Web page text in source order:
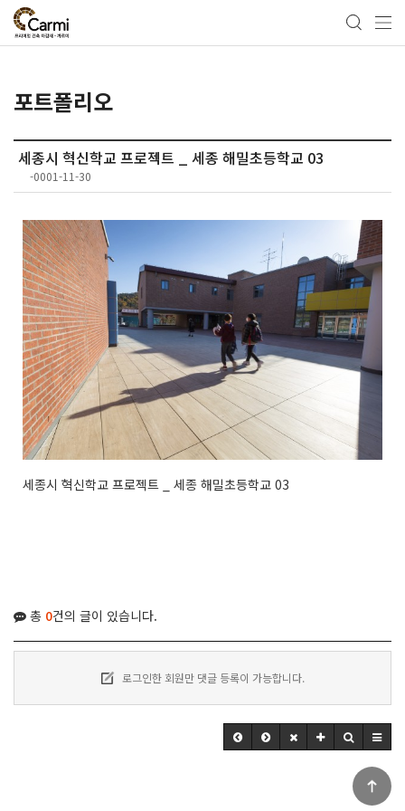
포트폴리오
세종시 혁신학교 프로젝트 _ 세종 해밀초등학교 03
-0001-11-30
세종시 혁신학교 프로젝트 _ 세종 해밀초등학교 03
총 0건의 글이 있습니다.
로그인한 회원만 댓글 등록이 가능합니다.